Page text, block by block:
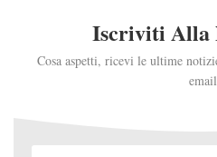
Iscriviti Alla
Cosa aspetti, ricevi le ultime
email